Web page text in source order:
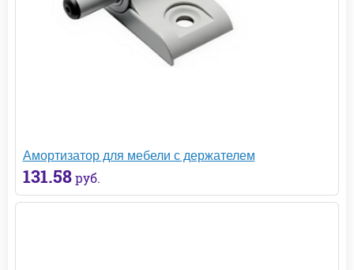
Амортизатор для мебели с держателем
131.58 руб.